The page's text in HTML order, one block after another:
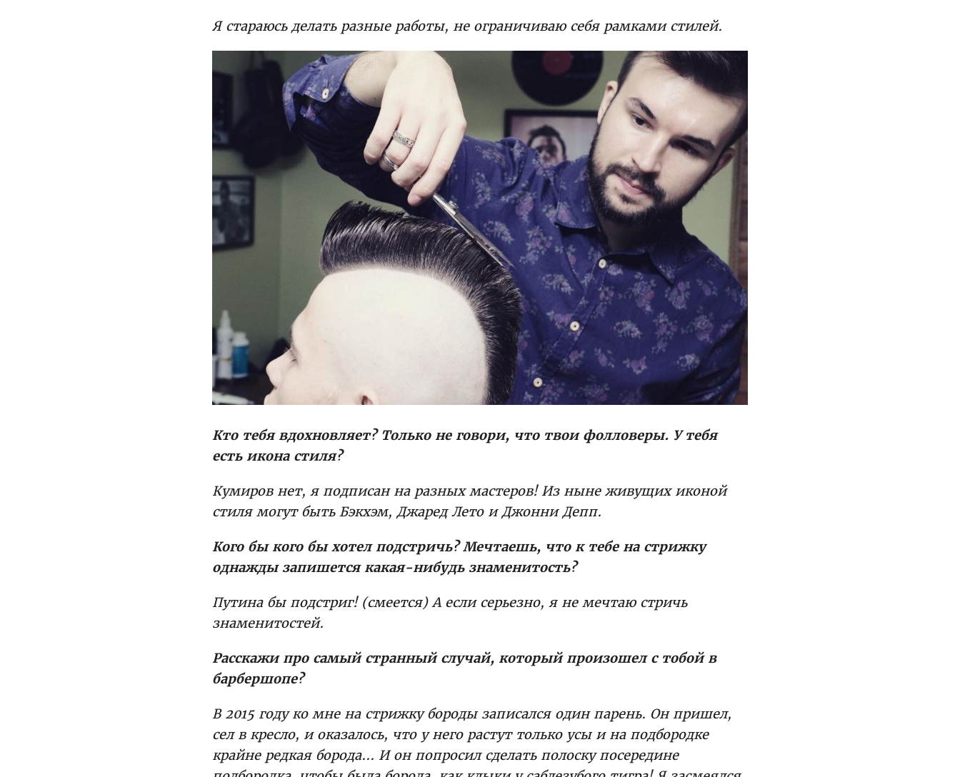
Я стараюсь делать разные работы, не ограничиваю себя рамками стилей.
Кто тебя вдохновляет? Только не говори, что твои фолловеры. У тебя
есть икона стиля?
Кумиров нет, я подписан на разных мастеров! Из ныне живущих иконой
стиля могут быть Бэкхэм, Джаред Лето и Джонни Депп.
Кого бы кого бы хотел подстричь? Мечтаешь, что к тебе на стрижку
однажды запишется какая-нибудь знаменитость?
Путина бы подстриг! (смеется) А если серьезно, я не мечтаю стричь
знаменитостей.
Расскажи про самый странный случай, который произошел с тобой в
барбершопе?
В 2015 году ко мне на стрижку бороды записался один парень. Он пришел,
сел в кресло, и оказалось, что у него растут только усы и на подбородке
крайне редкая борода... И он попросил сделать полоску посередине